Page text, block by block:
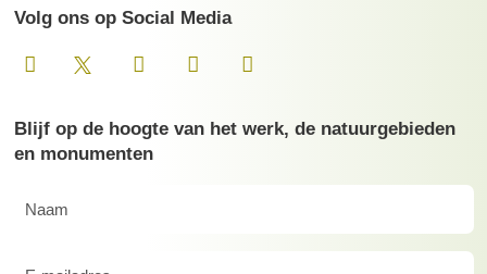
Volg ons op Social Media
Blijf op de hoogte van het werk, de natuurgebieden
en monumenten